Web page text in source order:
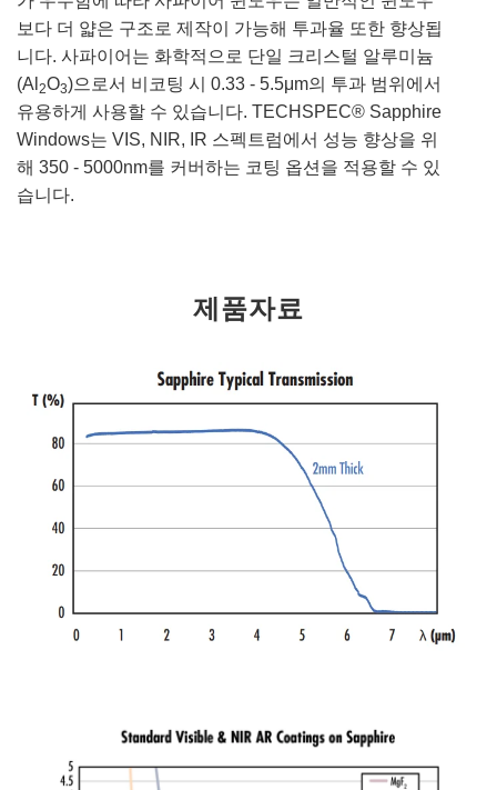
보다 더 얇은 구조로 제작이 가능해 투과율 또한 향상됩
니다. 사파이어는 화학적으로 단일 크리스털 알루미늄
(Al 2O3)으로서 비코팅 시 0.33 - 5.5μm의 투과 범위에서
유용하게 사용할 수 있습니다. TECHSPEC® Sapphire
Windows는 VIS, NIR, IR 스펙트럼에서 성능 향상을 위
해 350 - 5000nm를 커버하는 코팅 옵션을 적용할 수 있
습니다.
제품자료